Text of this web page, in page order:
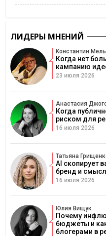
ЛИДЕРЫ МНЕНИЙ
Константин
Когда нет
кампанию
23 июля 2026
Анастасия
Когда
риском для
16 июля 2026
Татьяна
AI скопирует
бренд и
16 июля 2026
Юлия Вищук
Почему
бюджеты и
блогерами в